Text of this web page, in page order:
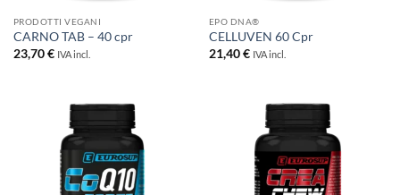
PRODOTTI VEGANI
CARNO TAB – 40 cpr
23,70€ IVA incl.
EPO DNA®
CELLUVEN 60 Cpr
21,40€ IVA incl.